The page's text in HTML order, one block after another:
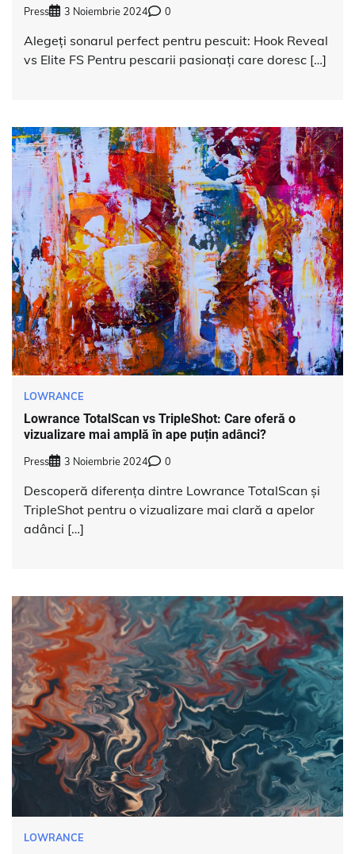
Press 3 Noiembrie 2024 0
Alegeți sonarul perfect pentru pescuit: Hook Reveal
vs Elite FS Pentru pescarii pasionați care doresc […]
LOWRANCE
Lowrance TotalScan vs TripleShot: Care oferă o
vizualizare mai amplă în ape puțin adânci?
Press 3 Noiembrie 2024 0
Descoperă diferența dintre Lowrance TotalScan și
TripleShot pentru o vizualizare mai clară a apelor
adânci […]
LOWRANCE